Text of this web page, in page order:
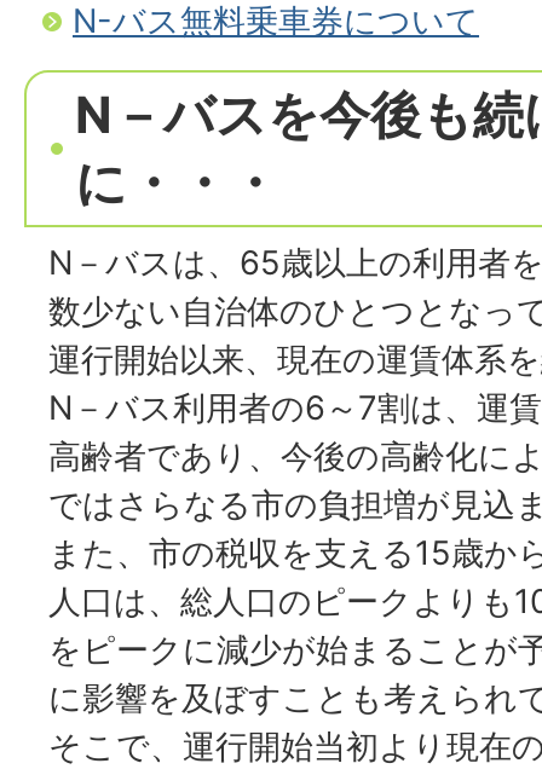
N-バス無料乗車券について
N－バスを今後も
に・・・
N－バスは、65歳以上の利用者
数少ない自治体のひとつとなっ
運行開始以来、現在の運賃体系
N－バス利用者の6～7割は、運
高齢者であり、今後の高齢化に
ではさらなる市の負担増が見込
また、市の税収を支える15歳か
人口は、総人口のピークよりも
をピークに減少が始まることが
に影響を及ぼすことも考えられ
そこで、運行開始当初より現在